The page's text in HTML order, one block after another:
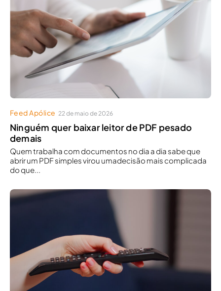
Feed Apólice 22 de maio de 2026
Ninguém quer baixar leitor de PDF pesado
demais
Quem trabalha com documentos no dia a dia sabe que
abrir um PDF simples virou umadecisão mais complicada
do que...